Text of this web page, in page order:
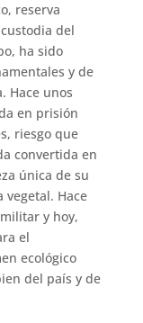
reserva
del
ha sido
y de
Hace unos
en prisión
riesgo que
convertida en
única de su
Hace
y hoy,
el
ecológico
del país y de